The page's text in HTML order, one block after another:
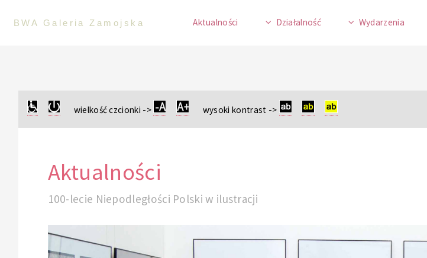
BWA Galeria Zamojska Aktualności Działalność Wydarzenia
wielkość czcionki -> wysoki kontrast ->
Aktualności
100-lecie Niepodległości Polski w ilustracji